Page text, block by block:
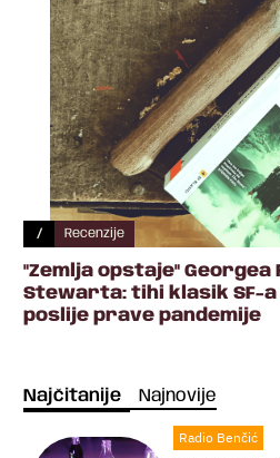
/ Recenzije
"Zemlja opstaje" Georgea
Stewarta: tihi klasik SF-a
poslije prave pandemije
Najčitanije Najnovije
Radio Benčić